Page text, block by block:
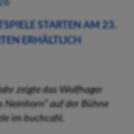
STARTEN AM 23.
ERHÄLTLICH